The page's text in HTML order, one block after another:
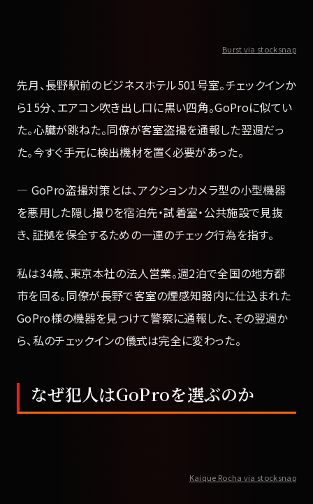
Burst via stocksnap
先月、長野駅前のビジネスホテル501号室。チェックインか
ら15分、エアコン吹き出し口に黒い四角。GoProに似てい
た。心臓が跳ねた。同僚が客室盗撮を通報した翌週だっ
た。今すぐ手元に検出機材を置く必要があった。
— GoPro盗撮対策とは、アクションカメラ型の小型機器
を悪用した隠し撮りを宿泊先・試着室・公共施設で見抜
き、証拠を保全するための一連のチェック行為を指す。
私は34歳、東京本社の法人営業。週2泊で全国の地方都
市を回る。同僚が長野で客室の煙感知器内に仕込まれた
GoPro様の機器を見つけて警察に通報した、その翌週か
ら、私のチェックインの儀式は完全に変わった。
なぜ犯人はGoProを選ぶのか
Kaique Rocha via stocksnap